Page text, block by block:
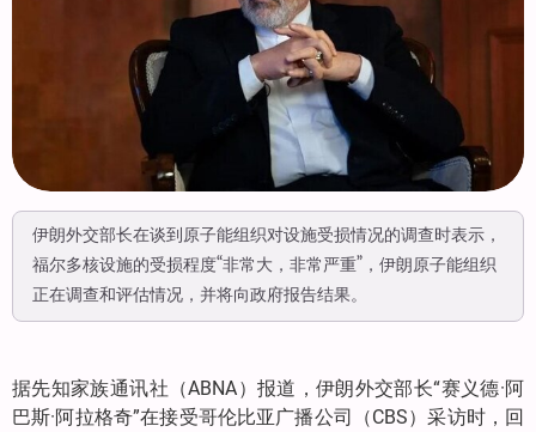
伊朗外交部长在谈到原子能组织对设施受损情况的调查时表示，
福尔多核设施的受损程度“非常大，非常严重”，伊朗原子能组织
正在调查和评估情况，并将向政府报告结果。
据先知家族通讯社（ABNA）报道，伊朗外交部长“赛义德·阿
巴斯·阿拉格奇”在接受哥伦比亚广播公司（CBS）采访时，回